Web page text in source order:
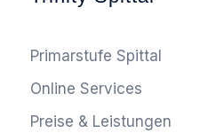
Primarstufe Spittal
Online Services
Preise & Leistungen